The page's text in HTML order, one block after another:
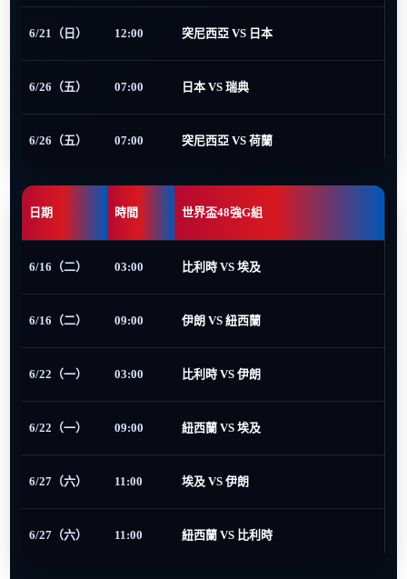
6/21（日） 12:00 突尼西亞 VS 日本
6/26（五） 07:00 日本 VS 瑞典
6/26（五） 07:00 突尼西亞 VS 荷蘭
日期 時間 世界盃48強G組
6/16（二） 03:00 比利時 VS 埃及
6/16（二） 09:00 伊朗 VS 紐西蘭
6/22（一） 03:00 比利時 VS 伊朗
6/22（一） 09:00 紐西蘭 VS 埃及
6/27（六） 11:00 埃及 VS 伊朗
6/27（六） 11:00 紐西蘭 VS 比利時